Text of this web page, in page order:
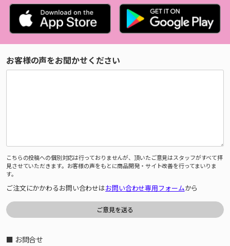
お客様の声をお聞かせください
こちらの投稿への個別対応は行っておりませんが、頂いたご意見はスタッフがすべて拝
見させていただきます。お客様の声をもとに商品開発・サイト改善を行ってまいりま
す。
ご注文にかかわるお問い合わせはお問い合わせ専用フォームから
■ お問合せ